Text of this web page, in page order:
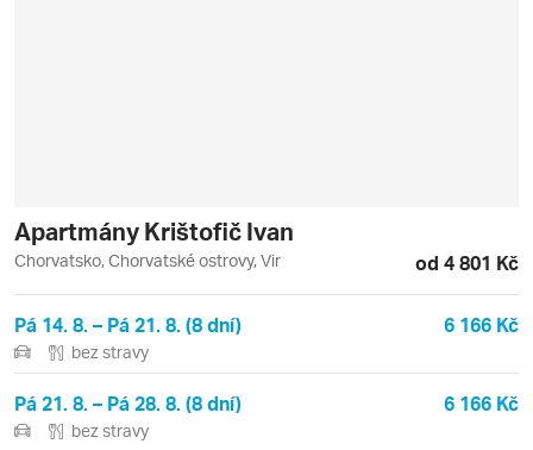
Apartmány Krištofič Ivan
Chorvatsko, Chorvatské ostrovy, Vir od 4 801 Kč
Pá 14. 8. – Pá 21. 8. (8 dní) 6 166 Kč
bez stravy
Pá 21. 8. – Pá 28. 8. (8 dní) 6 166 Kč
bez stravy